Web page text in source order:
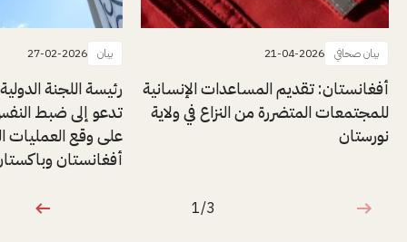
بيان صحافي 21-04-2026
أفغانستان: تقديم المساعدات الإنسانية
للمجتمعات المتضررة من النزاع في ولاية
نورستان
بيان 27-02-2026
رئيسة اللجنة
تدعو إلى ضبط
على وقع العمليات
أفغانستان
1 من 3
1/3